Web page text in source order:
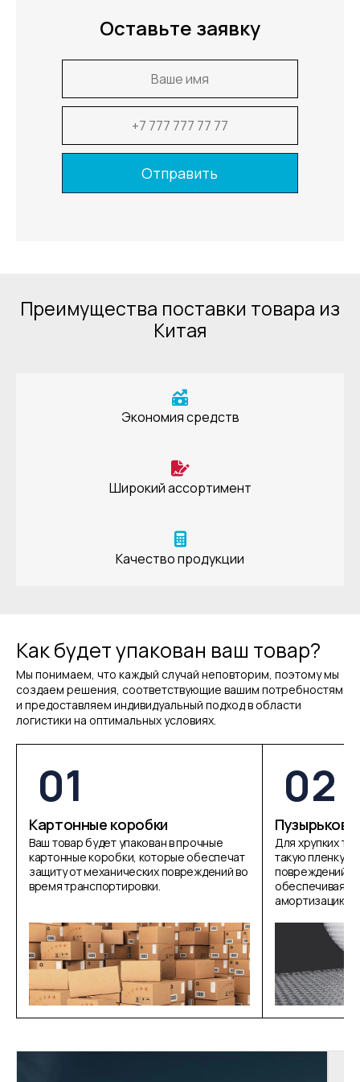
Оставьте заявку
Преимущества поставки товара из
Китая
Экономия средств
Широкий ассортимент
Качество продукции
Как будет упакован ваш товар?
Мы понимаем, что каждый случай неповторим, поэтому мы
создаем решения, соответствующие вашим потребностям
и предоставляем индивидуальный подход в области
логистики на оптимальных условиях.
01
Картонные коробки
Ваш товар будет упакован в прочные
картонные коробки, которые обеспечат
защиту от механических повреждений во
время транспортировки.
02
Для хрупких
такую пленку,
повреждений
обеспечивая
амортизацию.